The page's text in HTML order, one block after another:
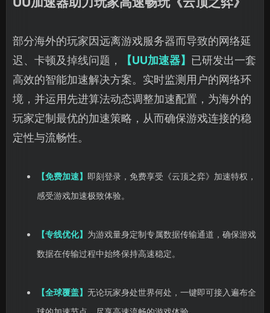
部分海外的玩家因远离游戏服务器而导致的网络延
迟、卡顿及掉线问题，
【UU加速器】 已研发出一套
高效的智能加速解决方案。实时监测用户的网络环
境，并运用先进算法动态调整加速配置，为海外的
玩家定制最优的加速策略，从而确保游戏连接的稳
定性与流畅性。
【免费加速】 即刻登录，免费享受《云顶之弈》加速特权，
感受游戏加速极致体验。
【专线优化】 为游戏量身定制专属数据传输通道，确保游戏
数据在传输过程中始终保持高速稳定。
【全球覆盖】 无论玩家身处世界何处，一键即可接入遍布全